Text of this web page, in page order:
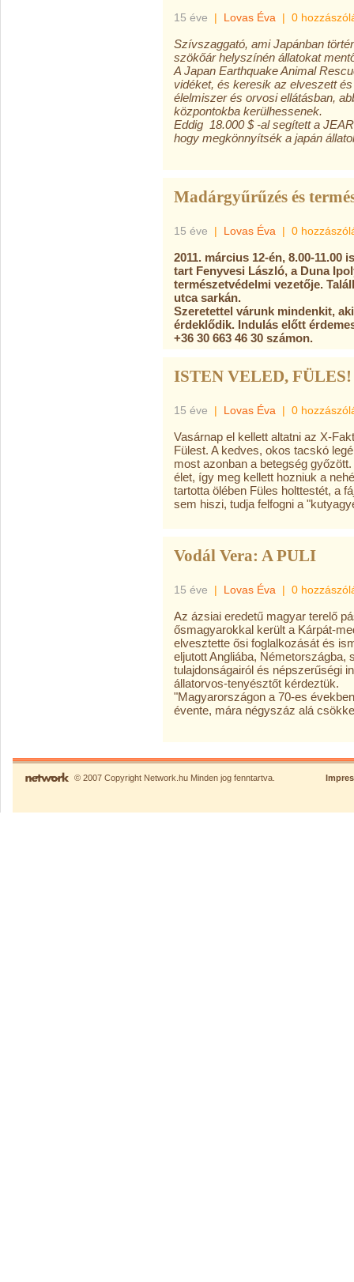
15 éve | Lovas Éva | 0
Szívszaggató, ami Japánban
szökőár helyszínén állatokat
A Japan Earthquake Animal
vidéket, és keresik az elveszett
élelmiszer és orvosi ellátásban,
központokba kerülhessenek.
Eddig 18.000 $ -al segített a
hogy megkönnyítsék a japán
Madárgyűrűzés és
15 éve | Lovas Éva | 0
2011. március 12-én, 8.00-
tart Fenyvesi László, a Duna
természetvédelmi vezetője.
utca sarkán.
Szeretettel várunk mindenkit,
érdeklődik. Indulás előtt
+36 30 663 46 30 számon.
ISTEN VELED, FÜLES!
15 éve | Lovas Éva | 0
Vasárnap el kellett altatni az X-
Fülest. A kedves, okos tacskó
most azonban a betegség győzött.
élet, így meg kellett hozniuk a
tartotta ölében Füles holttestét, a
sem hiszi, tudja felfogni a
Vodál Vera: A PULI
15 éve | Lovas Éva | 0
Az ázsiai eredetű magyar terelő
ősmagyarokkal került a Kárpát-
elvesztette ősi foglalkozását és
eljutott Angliába, Németországba,
tulajdonságairól és népszerűségi
állatorvos-tenyésztőt kérdeztük.
"Magyarországon a 70-es
évente, mára négyszáz alá
© 2007 Copyright Network.hu Minden jog fenntartva.